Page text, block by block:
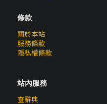
條款
關於本站
服務條款
隱私權條款
站內服務
查辭典